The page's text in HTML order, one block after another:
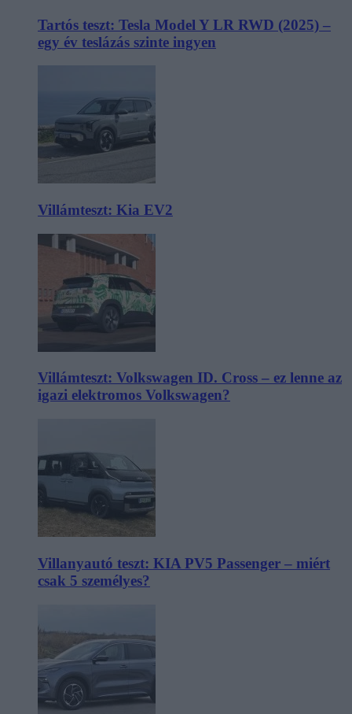
Tartós teszt: Tesla Model Y LR RWD (2025) –
egy év teslázás szinte ingyen
Villámteszt: Kia EV2
Villámteszt: Volkswagen ID. Cross – ez lenne az
igazi elektromos Volkswagen?
Villanyautó teszt: KIA PV5 Passenger – miért
csak 5 személyes?